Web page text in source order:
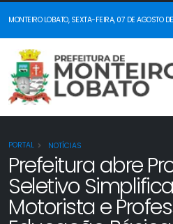
MONTEIRO LOBATO, SEXTA-FEIRA, 07 DE AGOSTO
PORTAL NOTÍCIAS
Prefeitura abre
Seletivo
Motorista e